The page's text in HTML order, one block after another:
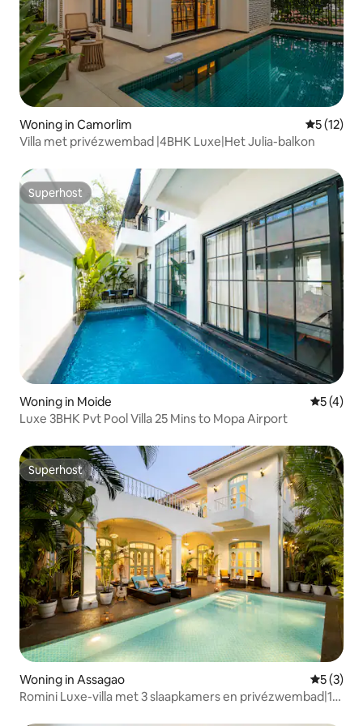
Woning in Camorlim
5 (12)
Villa met privézwembad |4BHK Luxe|Het Julia-balkon
Superhost
Superhost
Woning in Moide
5 (4)
Luxe 3BHK Pvt Pool Villa 25 Mins to Mopa Airport
Superhost
Superhost
Woning in Assagao
5 (3)
Romini Luxe-villa met 3 slaapkamers en privézwembad|15